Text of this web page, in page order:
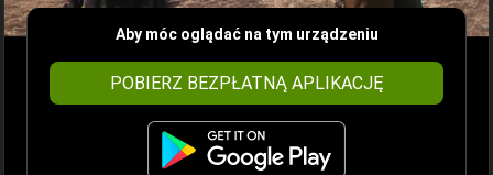
Aby móc oglądać na tym urządzeniu
POBIERZ BEZPŁATNĄ APLIKACJĘ